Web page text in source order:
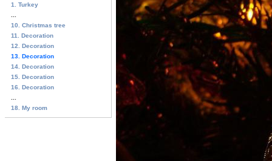
1. Turkey
10. Christmas tree
11. Decoration
12. Decoration
13. Decoration
14. Decoration
15. Decoration
16. Decoration
18. My room